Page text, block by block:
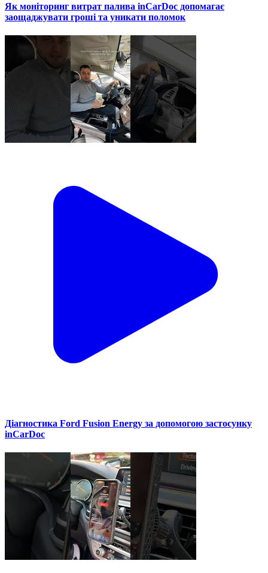
Як моніторинг витрат палива inCarDoc допомагає
заощаджувати гроші та уникати поломок
Діагностика Ford Fusion Energy за допомогою застосунку
inCarDoc